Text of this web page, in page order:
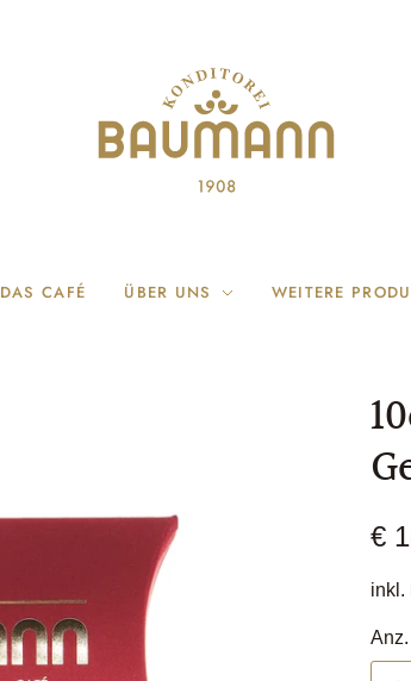
DAS CAFÉ ÜBER UNS WEITERE
€
inkl.
Anz.